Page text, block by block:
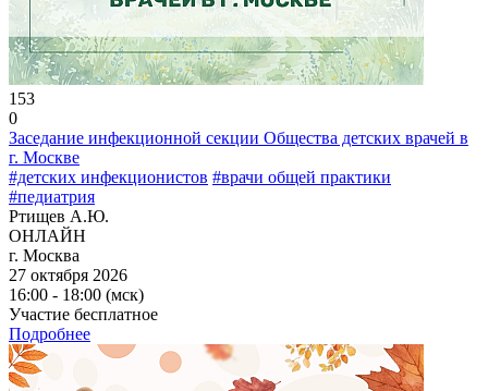
153
0
Заседание инфекционной секции Общества детских врачей в
г. Москве
#детских инфекционистов #врачи общей практики
#педиатрия
Ртищев А.Ю.
ОНЛАЙН
г. Москва
27 октября 2026
16:00 - 18:00 (мск)
Участие бесплатное
Подробнее